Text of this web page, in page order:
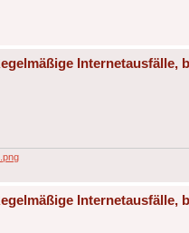
Internetausfälle,
Internetausfälle,